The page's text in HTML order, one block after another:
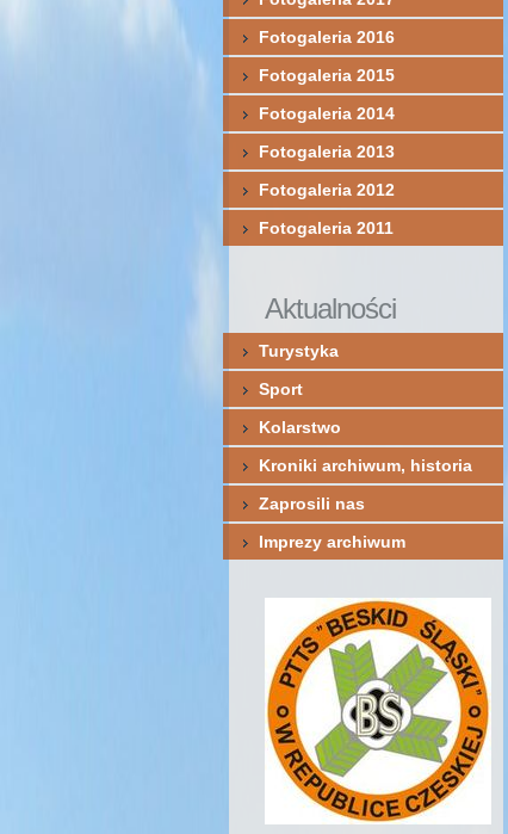
Fotogaleria 2016
Fotogaleria 2015
Fotogaleria 2014
Fotogaleria 2013
Fotogaleria 2012
Fotogaleria 2011
Aktualności
Turystyka
Sport
Kolarstwo
Kroniki archiwum, historia
Zaprosili nas
Imprezy archiwum